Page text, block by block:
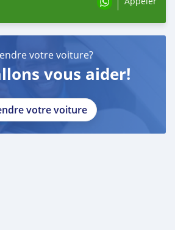
votre voiture?
vous aider!
votre voiture